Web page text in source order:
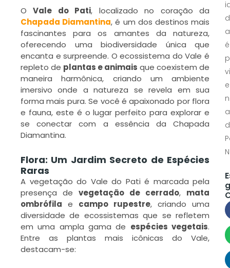
OVale do Pati, localizado no coração da
Chapada Diamantina, é um dos destinos mais
fascinantes para os amantes da natureza,
oferecendo uma biodiversidade única que
encanta e surpreende. O ecossistema do Vale é
repleto de plantas e animais que coexistem de
maneira harmônica, criando um ambiente
imersivo onde a natureza se revela em sua
forma mais pura. Se você é apaixonado por flora
e fauna, este é o lugar perfeito para explorar e
se conectar com a essência da Chapada
Diamantina.
Flora: Um Jardim Secreto de Espécies
Raras
A vegetação do Vale do Pati é marcada pela
presença de vegetação de cerrado, mata
ombrófila e campo rupestre, criando uma
diversidade de ecossistemas que se refletem
em uma ampla gama de espécies vegetais.
Entre as plantas mais icônicas do Vale,
destacam-se:
é